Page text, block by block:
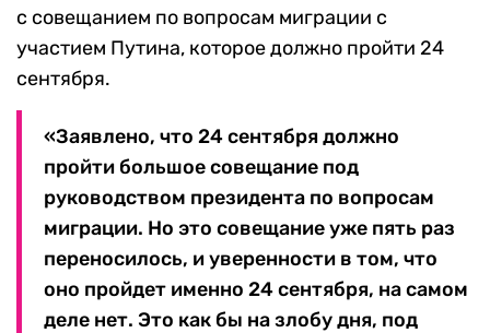
с совещанием по вопросам миграции с
участием Путина, которое должно пройти 24
сентября.
«Заявлено, что 24 сентября должно
пройти большое совещание под
руководством президента по вопросам
миграции. Но это совещание уже пять раз
переносилось, и уверенности в том, что
оно пройдет именно 24 сентября, на самом
деле нет. Это как бы на злобу дня, под